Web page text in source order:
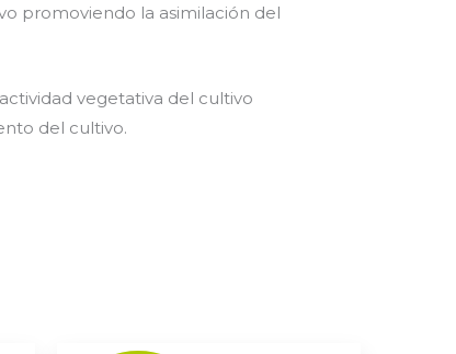
promoviendo la asimilación del
vegetativa del cultivo
del cultivo.